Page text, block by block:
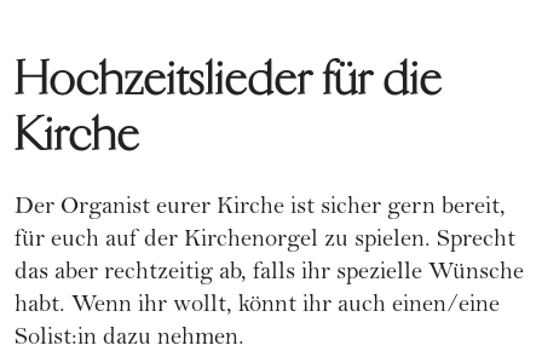
Hochzeitslieder für die
Kirche
Der Organist eurer Kirche ist sicher gern bereit,
für euch auf der Kirchenorgel zu spielen. Sprecht
das aber rechtzeitig ab, falls ihr spezielle Wünsche
habt. Wenn ihr wollt, könnt ihr auch einen/eine
Solist:in dazu nehmen.